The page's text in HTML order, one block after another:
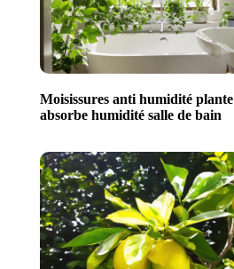
Moisissures anti humidité plante
absorbe humidité salle de bain